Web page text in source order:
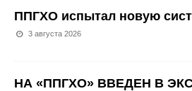
ППГХО испытал новую
3 августа 2026
НА «ППГХО» ВВЕДЕН В